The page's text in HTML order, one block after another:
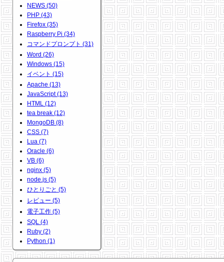
NEWS (50)
PHP (43)
Firefox (35)
Raspberry Pi (34)
コマンドプロンプト (31)
Word (26)
Windows (15)
イベント (15)
Apache (13)
JavaScript (13)
HTML (12)
tea break (12)
MongoDB (8)
CSS (7)
Lua (7)
Oracle (6)
VB (6)
nginx (5)
node.js (5)
ひとりごと (5)
レビュー (5)
電子工作 (5)
SQL (4)
Ruby (2)
Python (1)